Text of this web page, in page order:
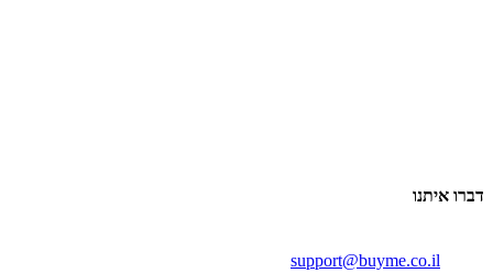
דברו איתנו
support@buyme.co.il